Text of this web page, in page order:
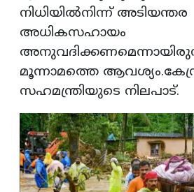
നിധിയിൽനിന്ന്‌ അടിയന്തര
അധികസഹായം
മൂന്നാമത്തെ
സഹമന്ത്രിയുടെ നിലപാട്.